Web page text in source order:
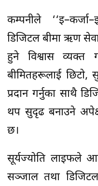
कम्पनीले
डिजिटल बीमा ऋण
हुने विश्वास
बीमितहरूलाई छिटो,
प्रदान गर्नुका साथै
थप सुदृढ बनाउने
छ।
सूर्यज्योति लाइफले
सञ्जाल तथा